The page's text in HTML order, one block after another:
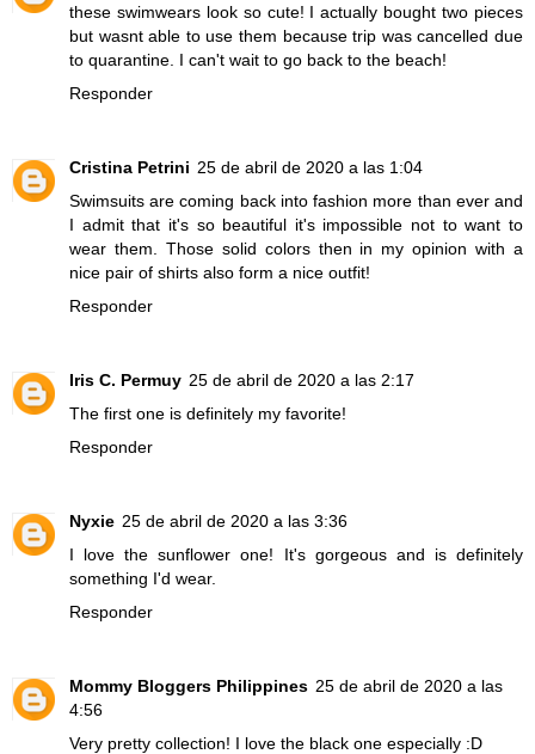
these swimwears look so cute! I actually bought two pieces
but wasnt able to use them because trip was cancelled due
to quarantine. I can't wait to go back to the beach!
Responder
Cristina Petrini 25 de abril de 2020 a las 1:04
Swimsuits are coming back into fashion more than ever and
I admit that it's so beautiful it's impossible not to want to
wear them. Those solid colors then in my opinion with a
nice pair of shirts also form a nice outfit!
Responder
Iris C. Permuy 25 de abril de 2020 a las 2:17
The first one is definitely my favorite!
Responder
Nyxie 25 de abril de 2020 a las 3:36
I love the sunflower one! It's gorgeous and is definitely
something I'd wear.
Responder
Mommy Bloggers Philippines 25 de abril de 2020 a las
4:56
Very pretty collection! I love the black one especially :D